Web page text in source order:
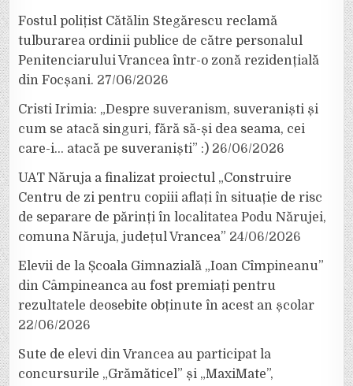
Fostul polițist Cătălin Stegărescu reclamă
tulburarea ordinii publice de către personalul
Penitenciarului Vrancea într-o zonă rezidențială
din Focșani. 27/06/2026
Cristi Irimia: „Despre suveranism, suveraniști și
cum se atacă singuri, fără să-și dea seama, cei
care-i… atacă pe suveraniști” :) 26/06/2026
UAT Năruja a finalizat proiectul „Construire
Centru de zi pentru copiii aflați în situație de risc
de separare de părinți în localitatea Podu Nărujei,
comuna Năruja, județul Vrancea” 24/06/2026
Elevii de la Școala Gimnazială „Ioan Cîmpineanu”
din Câmpineanca au fost premiați pentru
rezultatele deosebite obținute în acest an școlar
22/06/2026
Sute de elevi din Vrancea au participat la
concursurile „Grămăticel” și „MaxiMate”,